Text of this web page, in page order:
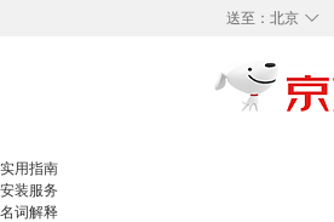
◇
送至： 北京
实用指南
安装服务
名词解释